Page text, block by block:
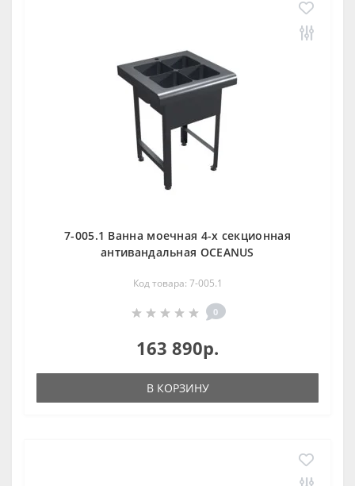
7-005.1 Ванна моечная 4-х секционная
антивандальная OCEANUS
Код товара: 7-005.1
0
163 890р.
В КОРЗИНУ